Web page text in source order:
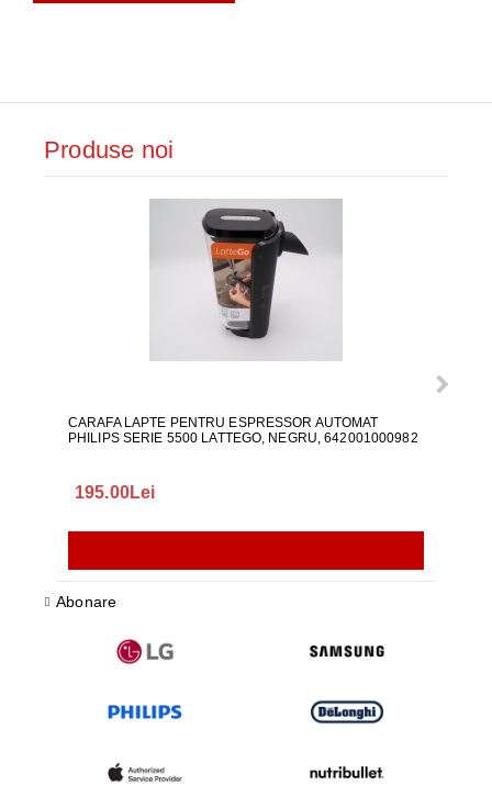
Produse noi
CARAFA LAPTE PENTRU ESPRESSOR AUTOMAT
PHILIPS SERIE 5500 LATTEGO, NEGRU, 642001000982
195.00Lei
Abonare